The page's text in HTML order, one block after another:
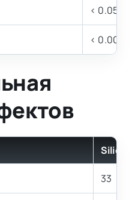
< 0.05
< 0.003
Silicell
33